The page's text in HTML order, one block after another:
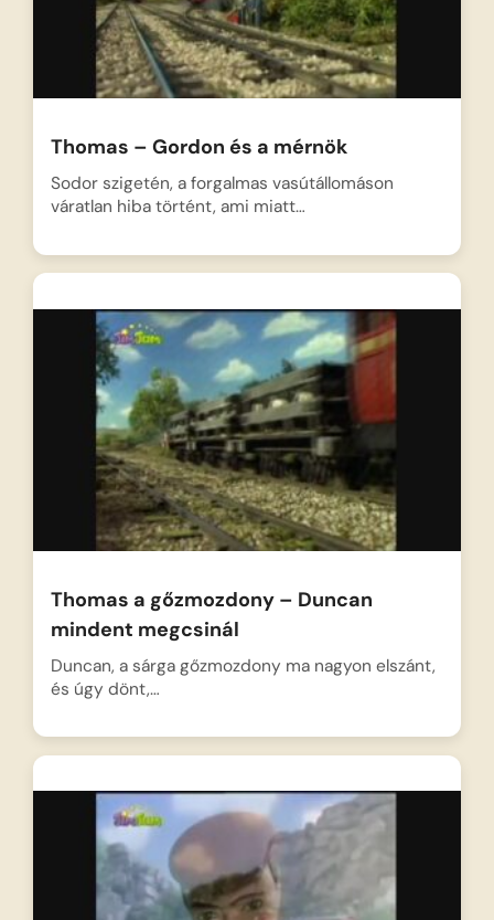
Thomas – Gordon és a mérnök
Sodor szigetén, a forgalmas vasútállomáson
váratlan hiba történt, ami miatt…
Thomas a gőzmozdony – Duncan
mindent megcsinál
Duncan, a sárga gőzmozdony ma nagyon elszánt,
és úgy dönt,…